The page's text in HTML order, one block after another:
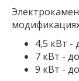
4,5 кВт -
7 кВт -
9 кВт -